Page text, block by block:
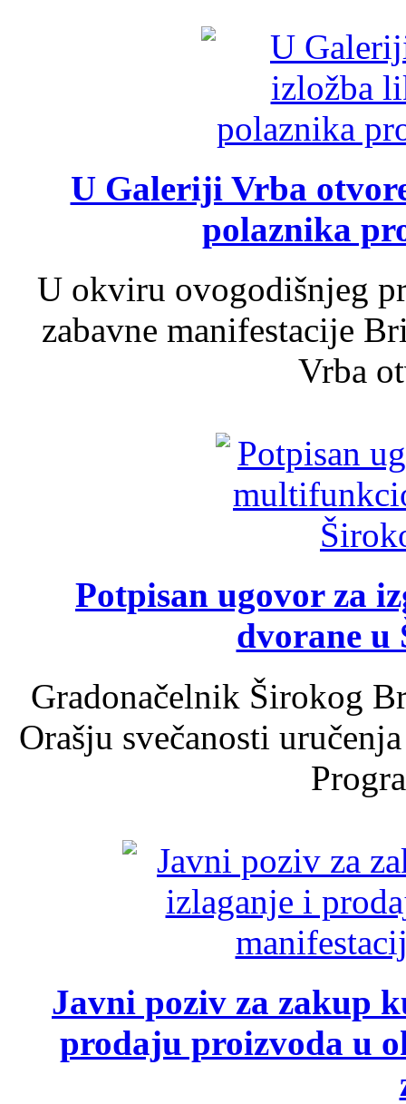
U Galeriji Vrba
polaznika
U okviru ovogodišnjeg
zabavne manifestacije
Vrba
Potpisan ugovor za
dvorane u
Gradonačelnik Širokog
Orašju svečanosti
Javni poziv za zakup
prodaju proizvoda u